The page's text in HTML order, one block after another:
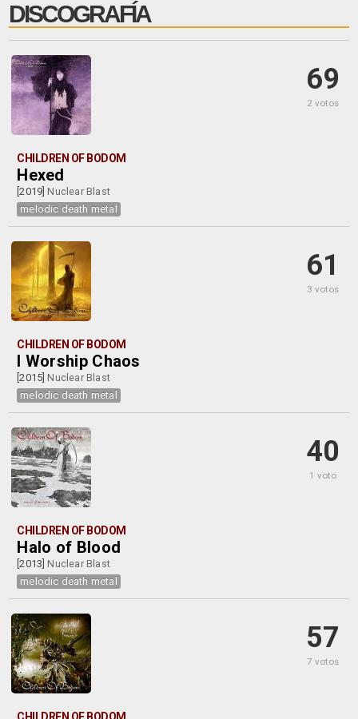
DISCOGRAFÍA
69
2 votos
CHILDREN OF BODOM
Hexed
[2019] Nuclear Blast
melodic death metal
61
3 votos
CHILDREN OF BODOM
I Worship Chaos
[2015] Nuclear Blast
melodic death metal
40
1 voto
CHILDREN OF BODOM
Halo of Blood
[2013] Nuclear Blast
melodic death metal
57
7 votos